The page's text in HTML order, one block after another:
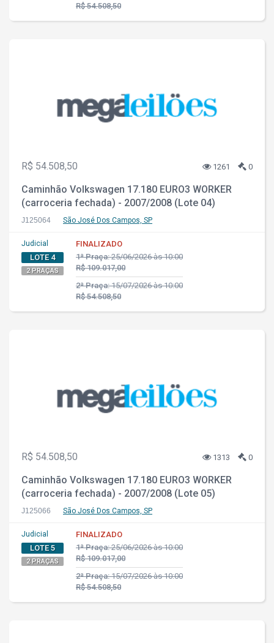
R$ 54.508,50
R$ 54.508,50 1261 0
Caminhão Volkswagen 17.180 EURO3 WORKER
(carroceria fechada) - 2007/2008 (Lote 04)
J125064 São José Dos Campos, SP
Judicial
LOTE 4
2 PRAÇAS
FINALIZADO
1ª Praça:25/06/2026 às 10:00
R$ 109.017,00
2ª Praça:15/07/2026 às 10:00
R$ 54.508,50
R$ 54.508,50 1313 0
Caminhão Volkswagen 17.180 EURO3 WORKER
(carroceria fechada) - 2007/2008 (Lote 05)
J125066 São José Dos Campos, SP
Judicial
LOTE 5
2 PRAÇAS
FINALIZADO
1ª Praça:25/06/2026 às 10:00
R$ 109.017,00
2ª Praça:15/07/2026 às 10:00
R$ 54.508,50